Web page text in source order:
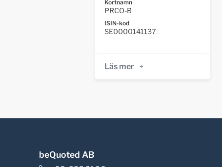
Kortnamn
PRCO-B
ISIN-kod
SE0000141137
Läs mer
beQuoted AB